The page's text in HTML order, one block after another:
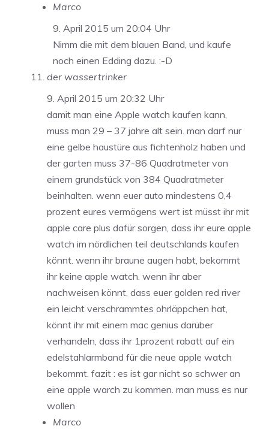
Marco
9. April 2015 um 20:04 Uhr
Nimm die mit dem blauen Band, und kaufe
noch einen Edding dazu. :-D
der wassertrinker
9. April 2015 um 20:32 Uhr
damit man eine Apple watch kaufen kann,
muss man 29 – 37 jahre alt sein. man darf nur
eine gelbe haustüre aus fichtenholz haben und
der garten muss 37-86 Quadratmeter von
einem grundstück von 384 Quadratmeter
beinhalten. wenn euer auto mindestens 0,4
prozent eures vermögens wert ist müsst ihr mit
apple care plus dafür sorgen, dass ihr eure apple
watch im nördlichen teil deutschlands kaufen
könnt. wenn ihr braune augen habt, bekommt
ihr keine apple watch. wenn ihr aber
nachweisen könnt, dass euer golden red river
ein leicht verschrammtes ohrläppchen hat,
könnt ihr mit einem mac genius darüber
verhandeln, dass ihr 1prozent rabatt auf ein
edelstahlarmband für die neue apple watch
bekommt. fazit : es ist gar nicht so schwer an
eine apple warch zu kommen. man muss es nur
wollen
Marco